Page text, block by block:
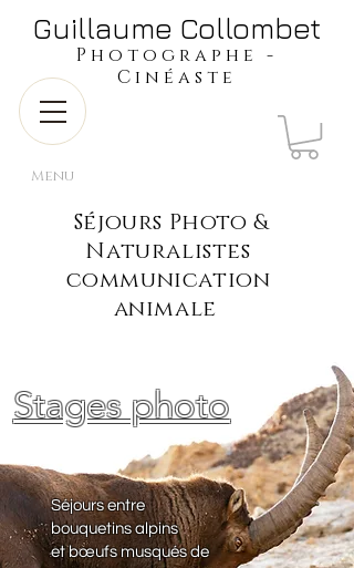
​​​​​​​Guillaume Collombet
​​​Photographe -
Cinéaste
Menu
Séjours Photo &
Naturalistes
communication
animale
Stages photo
Séjours entre
bouquetins alpins
et bœufs musqués de